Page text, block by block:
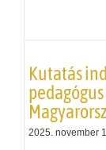
Kutatás
2025. november